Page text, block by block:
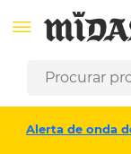
Alerta de onda